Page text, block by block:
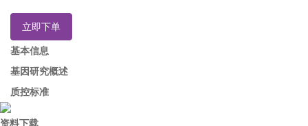
立即下单
基本信息
基因研究概述
质控标准
资料下载